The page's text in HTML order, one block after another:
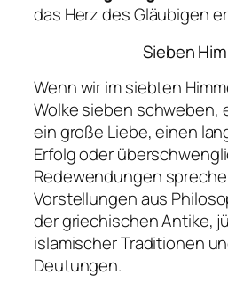
das Herz des Gläubigen
Sieben
Wenn wir im siebten
Wolke sieben schweben,
ein große Liebe, einen
Erfolg oder
Redewendungen
Vorstellungen aus
der griechischen Antike,
islamischer Traditionen
Deutungen.